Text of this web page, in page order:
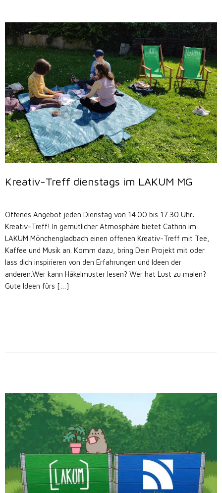
Kreativ-Treff dienstags im LAKUM MG
Offenes Angebot jeden Dienstag von 14.00 bis 17.30 Uhr:
Kreativ-Treff! In gemütlicher Atmosphäre bietet Cathrin im
LAKUM Mönchengladbach einen offenen Kreativ-Treff mit Tee,
Kaffee und Musik an. Komm dazu, bring Dein Projekt mit oder
lass dich inspirieren von den Erfahrungen und Ideen der
anderen.Wer kann Häkelmuster lesen? Wer hat Lust zu malen?
Gute Ideen fürs […]